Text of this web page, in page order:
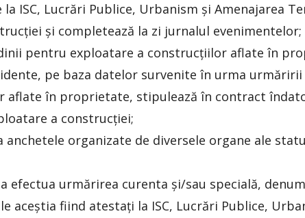
ISC, Lucrări Publice, Urbanism și Amenajarea
și completează la zi jurnalul evenimentelor;
pentru exploatare a construcțiilor aflate în
pe baza datelor survenite în urma urmăririi
aflate în proprietate, stipulează în contract
a construcției;
organizate de diversele organe ale
efectua urmărirea curenta și/sau specială,
aceștia fiind atestați la ISC, Lucrări Publice,